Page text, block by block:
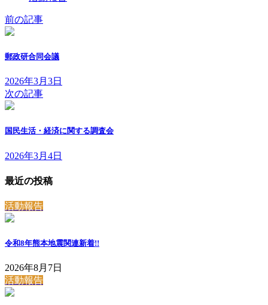
前の記事
郵政研合同会議
2026年3月3日
次の記事
国民生活・経済に関する調査会
2026年3月4日
最近の投稿
活動報告
令和8年熊本地震関連新着!!
2026年8月7日
活動報告